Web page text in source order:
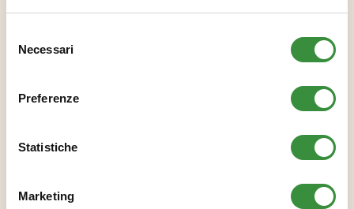
delNecessari
Preferenze
Statistiche
Marketing